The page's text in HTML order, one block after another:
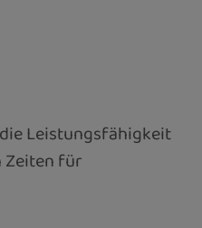
Leistungsfähigkeit
Zeiten für